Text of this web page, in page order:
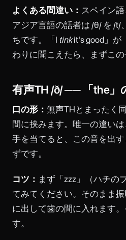
よくある間違い： スペイン
アジア言語の話者は /θ/ を /t/
ちです。「I tinkit's good」が
わりに聞こえたら、まずこの
有声TH /ð/ ── 「the」
口の形： 無声THとまったく
間に挟みます。唯一の違い
手を当てると、この音を出
ずです。
コツ： まず「zzz」（ハチの
てみてください。そのまま
に出して歯の間に入れます
す。